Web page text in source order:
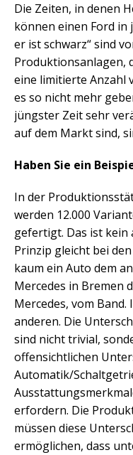
Die Zeiten, in denen
können einen Ford in
er ist schwarz“ sind
Produktionsanlagen,
eine limitierte Anzahl
es so nicht mehr
jüngster Zeit sehr
auf dem Markt sind,
Haben Sie ein
In der
werden 12.000
gefertigt. Das ist kein
Prinzip gleicht bei
kaum ein Auto dem
Mercedes in Bremen
Mercedes, vom
anderen. Die
sind nicht trivial,
offensichtlichen
Automatik/
erfordern. Die
müssen diese
ermöglichen, dass